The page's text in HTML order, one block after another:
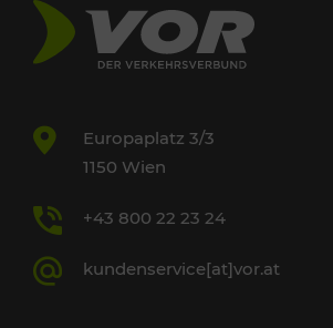
Europaplatz 3/3
1150 Wien
+43 800 22 23 24
kundenservice[at]vor.at